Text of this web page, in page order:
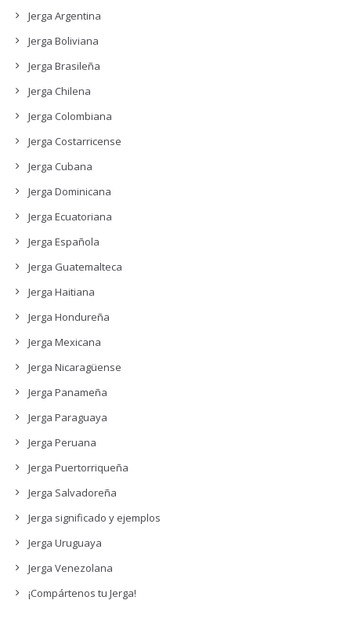
Jerga Argentina
Jerga Boliviana
Jerga Brasileña
Jerga Chilena
Jerga Colombiana
Jerga Costarricense
Jerga Cubana
Jerga Dominicana
Jerga Ecuatoriana
Jerga Española
Jerga Guatemalteca
Jerga Haitiana
Jerga Hondureña
Jerga Mexicana
Jerga Nicaragüense
Jerga Panameña
Jerga Paraguaya
Jerga Peruana
Jerga Puertorriqueña
Jerga Salvadoreña
Jerga significado y ejemplos
Jerga Uruguaya
Jerga Venezolana
¡Compártenos tu Jerga!